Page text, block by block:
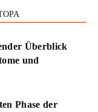
Überblick
und
Phase der